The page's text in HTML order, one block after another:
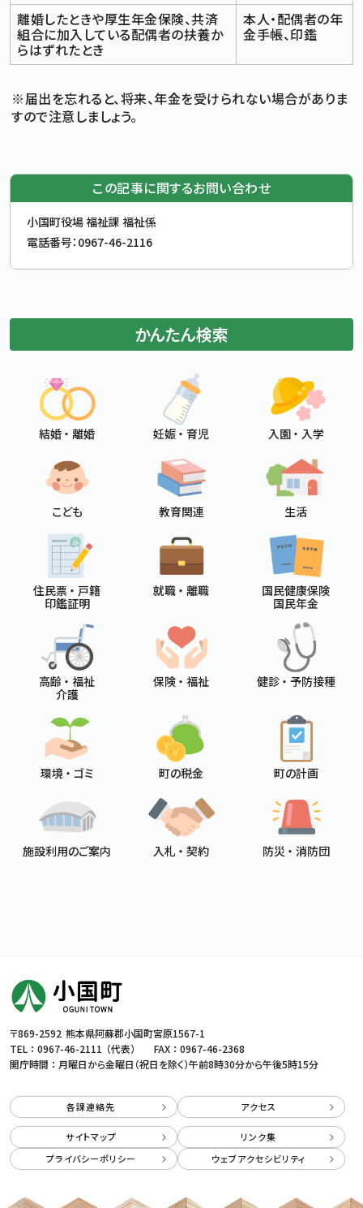
離婚したときや厚生年金保険、共済
組合に加入している配偶者の扶養か
らはずれたとき
本人・配偶者の年
金手帳、印鑑
※届出を忘れると、将来、年金を受けられない場合がありま
すので注意しましょう。
この記事に関するお問い合わせ
お問合せ先
小国町役場 福祉課 福祉係
電話番号： 0967-46-2116
かんたん検索
結婚 ・ 離婚 妊娠 ・ 育児 入園 ・ 入学
こども 教育関連 生活
住民票 ・ 戸籍
印鑑証明
就職 ・ 離職
国民健康保険
国民年金
高齢 ・ 福祉
介護
保険 ・ 福祉 健診 ・ 予防接種
環境 ・ ゴミ 町の税金 町の計画
施設利用のご案内 入札 ・ 契約 防災 ・ 消防団
〒869-2592 熊本県阿蘇郡小国町宮原1567-1
TEL ： 0967-46-2111 （代表）
FAX ： 0967-46-2368
開庁時間 ： 月曜日から金曜日（祝日を除く）午前8時30分から午後5時15分
各課連絡先 アクセス
サイトマップ
リンク集
プライバシーポリシー
ウェブアクセシビリティ